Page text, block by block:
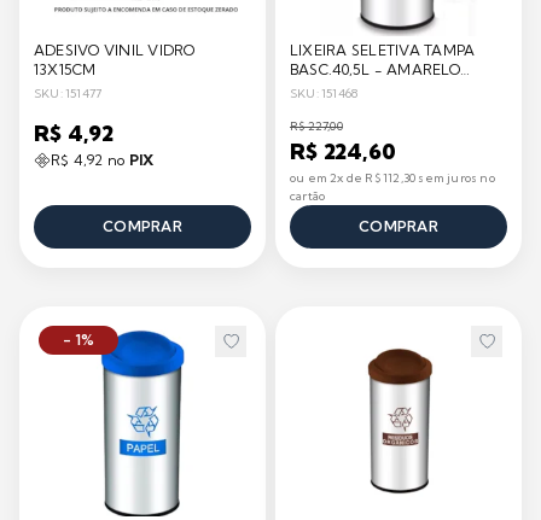
ADESIVO VINIL VIDRO
13X15CM
SKU: 151477
R$ 4,92
R$ 4,92 no PIX
COMPRAR
LIXEIRA SELETIVA TAMPA
BASC.40,5L - AMARELO
BRINOX
SKU: 151468
R$ 227,00
R$ 224,60
ou em 2x de R$ 112,30 sem juros no
cartão
COMPRAR
- 1%